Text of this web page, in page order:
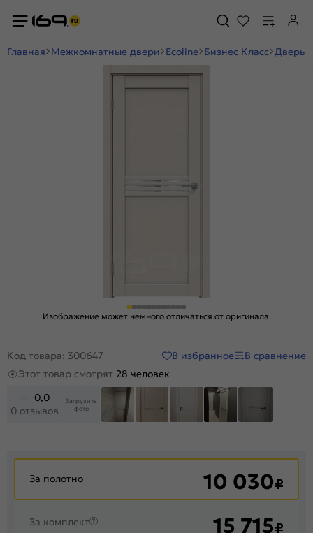
Главная Межкомнатные двери Ecoline Бизнес Класс Дверь
Изображение может немного отличаться от оригинала.
Код товара: 300647 В избранное
В сравнение
Этот товар смотрят 28 человек
0,0
0 отзывов
Загрузить
фото
За полотно 10 030₽
За комплект 15 715₽